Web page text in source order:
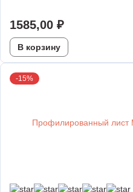
1585,00 ₽
В корзину
-15%